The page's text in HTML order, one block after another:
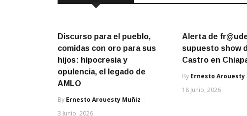
Discurso para el pueblo,
comidas con oro para sus
hijos: hipocresía y
opulencia, el legado de
AMLO
By Ernesto Arouesty Muñiz
3 Junio, 2026
Alerta de
supuesto show
Castro en
By Ernesto Arouesty
18 Junio, 2026